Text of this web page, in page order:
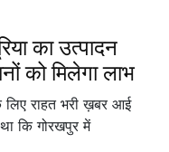
का उत्पादन
को मिलेगा लाभ
राहत भरी ख़बर आई
कि गोरखपुर में